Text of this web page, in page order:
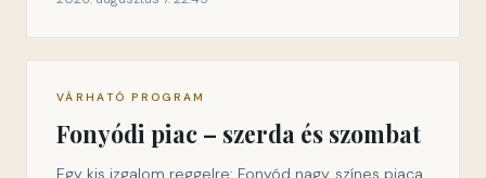
VÁRHATÓ PROGRAM
Fonyódi piac – szerda és szombat